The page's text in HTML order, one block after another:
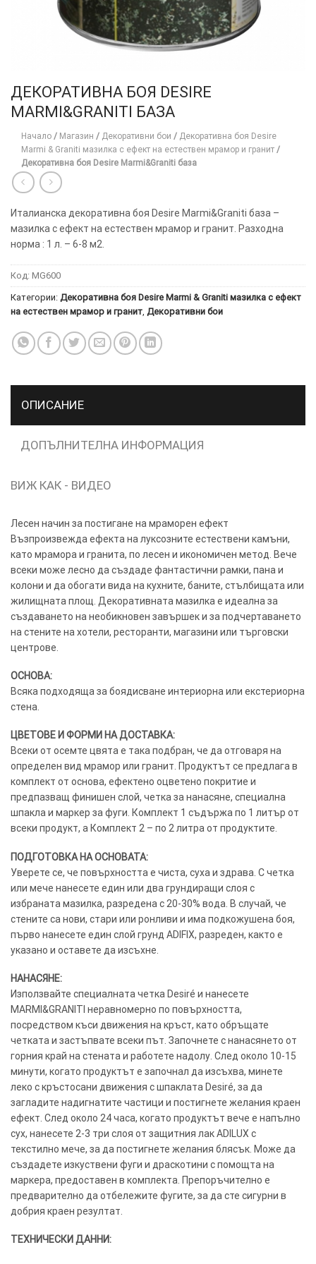
ДЕКОРАТИВНА БОЯ DESIRE
MARMI&GRANITI БАЗА
Начало / Магазин / Декоративни бои / Декоративна боя Desire
Marmi & Graniti мазилка с ефект на естествен мрамор и гранит /
Декоративна боя Desire Marmi&Graniti база
Италианска декоративна боя Desire Marmi&Graniti база –
мазилка с ефект на естествен мрамор и гранит. Разходна
норма : 1 л. – 6-8 м2.
Код: MG600
Категории: Декоративна боя Desire Marmi & Graniti мазилка с ефект
на естествен мрамор и гранит, Декоративни бои
ОПИСАНИЕ
ДОПЪЛНИТЕЛНА ИНФОРМАЦИЯ
ВИЖ КАК - ВИДЕО
Лесен начин за постигане на мраморен ефект
Възпроизвежда ефекта на луксозните естествени камъни,
като мрамора и гранита, по лесен и икономичен метод. Вече
всеки може лесно да създаде фантастични рамки, пана и
колони и да обогати вида на кухните, баните, стълбищата или
жилищната площ. Декоративната мазилка е идеална за
създаването на необикновен завършек и за подчертаването
на стените на хотели, ресторанти, магазини или търговски
центрове.
ОСНОВА:
Всяка подходяща за боядисване интериорна или екстериорна
стена.
ЦВЕТОВЕ И ФОРМИ НА ДОСТАВКА:
Всеки от осемте цвята е така подбран, че да отговаря на
определен вид мрамор или гранит. Продуктът се предлага в
комплект от основа, ефектено оцветено покритие и
предпазващ финишен слой, четка за нанасяне, специална
шпакла и маркер за фуги. Комплект 1 съдържа по 1 литър от
всеки продукт, а Комплект 2 – по 2 литра от продуктите.
ПОДГОТОВКА НА ОСНОВАТА:
Уверете се, че повърхността е чиста, суха и здрава. С четка
или мече нанесете един или два грундиращи слоя с
избраната мазилка, разредена с 20-30% вода. В случай, че
стените са нови, стари или ронливи и има подкожушена боя,
първо нанесете един слой грунд ADIFIX, разреден, както е
указано и оставете да изсъхне.
НАНАСЯНЕ:
Използвайте специалната четка Desiré и нанесете
MARMI&GRANITI неравномерно по повърхността,
посредством къси движения на кръст, като обръщате
четката и застъпвате всеки път. Започнете с нанасянето от
горния край на стената и работете надолу. След около 10-15
минути, когато продуктът е започнал да изсъхва, минете
леко с кръстосани движения с шпаклата Desiré, за да
загладите надигнатите частици и постигнете желания краен
ефект. След около 24 часа, когато продуктът вече е напълно
сух, нанесете 2-3 три слоя от защитния лак ADILUX с
текстилно мече, за да постигнете желания блясък. Може да
създадете изкуствени фуги и драскотини с помощта на
маркера, предоставен в комплекта. Препоръчително е
предварително да отбележите фугите, за да сте сигурни в
добрия краен резултат.
ТЕХНИЧЕСКИ ДАННИ:
× ИЗПОЛЗВА
БИСКВИТКИ.
ПОВЕЧЕ
МОЖЕТЕ
ДА
ТУК.
УСЛУГИ ОПЦИИ
Google